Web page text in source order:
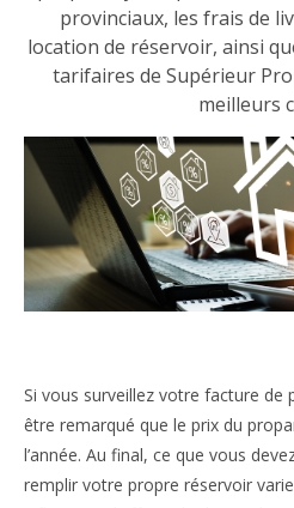
provinciaux, les frais de
location de réservoir, ainsi
tarifaires de Supérieur
meilleurs
Si vous surveillez votre facture de
être remarqué que le prix du
l’année. Au final, ce que vous
remplir votre propre réservoir